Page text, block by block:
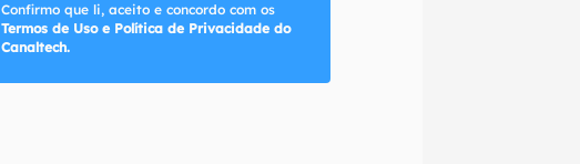
Confirmo que li, aceito e concordo com os
Termos de Uso e Política de Privacidade do
Canaltech.